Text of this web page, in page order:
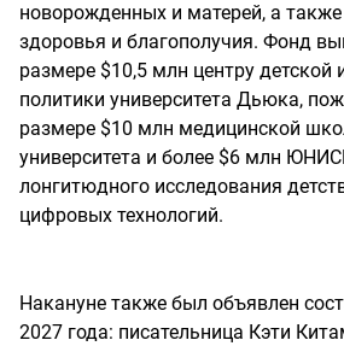
новорожденных и матерей, а также
здоровья и благополучия. Фонд
размере $10,5 млн центру детской
политики университета Дьюка,
размере $10 млн медицинской
университета и более $6 млн
лонгитюдного исследования
цифровых технологий.
Накануне также был объявлен
2027 года: писательница Кэти